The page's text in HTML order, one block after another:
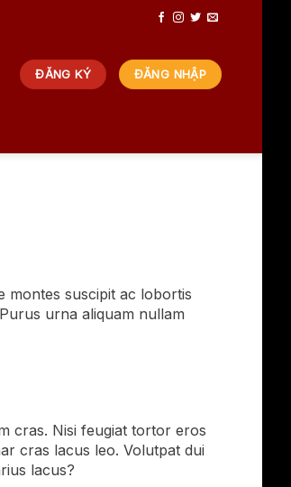
ĐĂNG KÝ ĐĂNG NHẬP
montes suscipit ac lobortis
urna aliquam nullam
cras. Nisi feugiat tortor eros
cras lacus leo. Volutpat dui
lacus?